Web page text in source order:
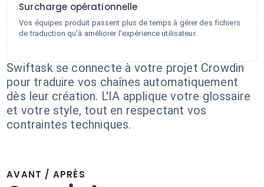
Surcharge opérationnelle
Vos équipes produit passent plus de temps à gérer des fichiers
de traduction qu'à améliorer l'expérience utilisateur.
Swiftask se connecte à votre projet Crowdin
pour traduire vos chaînes automatiquement
dès leur création. L'IA applique votre glossaire
et votre style, tout en respectant vos
contraintes techniques.
AVANT / APRÈS